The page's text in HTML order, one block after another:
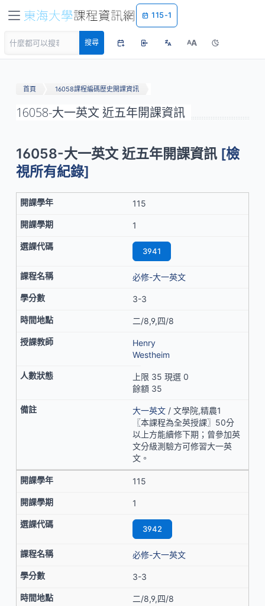
115-1
搜尋 AA
首頁 16058課程編碼歷史開課資訊
16058-大一英文 近五年開課資訊
16058-大一英文 近五年開課資訊 [檢
視所有紀錄]
115
1
3941
必修-大一英文
3-3
二/8,9,四/8
Henry
Westheim
上限 35 現選 0
餘額 35
大一英文 / 文學院,精農1
〖本課程為全英授課〗50分
以上方能續修下期；曾參加英
文分級測驗方可修習大一英
文。
115
1
3942
必修-大一英文
3-3
二/8,9,四/8